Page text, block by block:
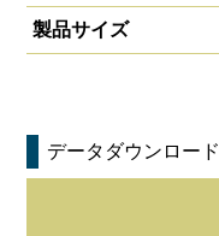
製品サイズ
データダウンロード